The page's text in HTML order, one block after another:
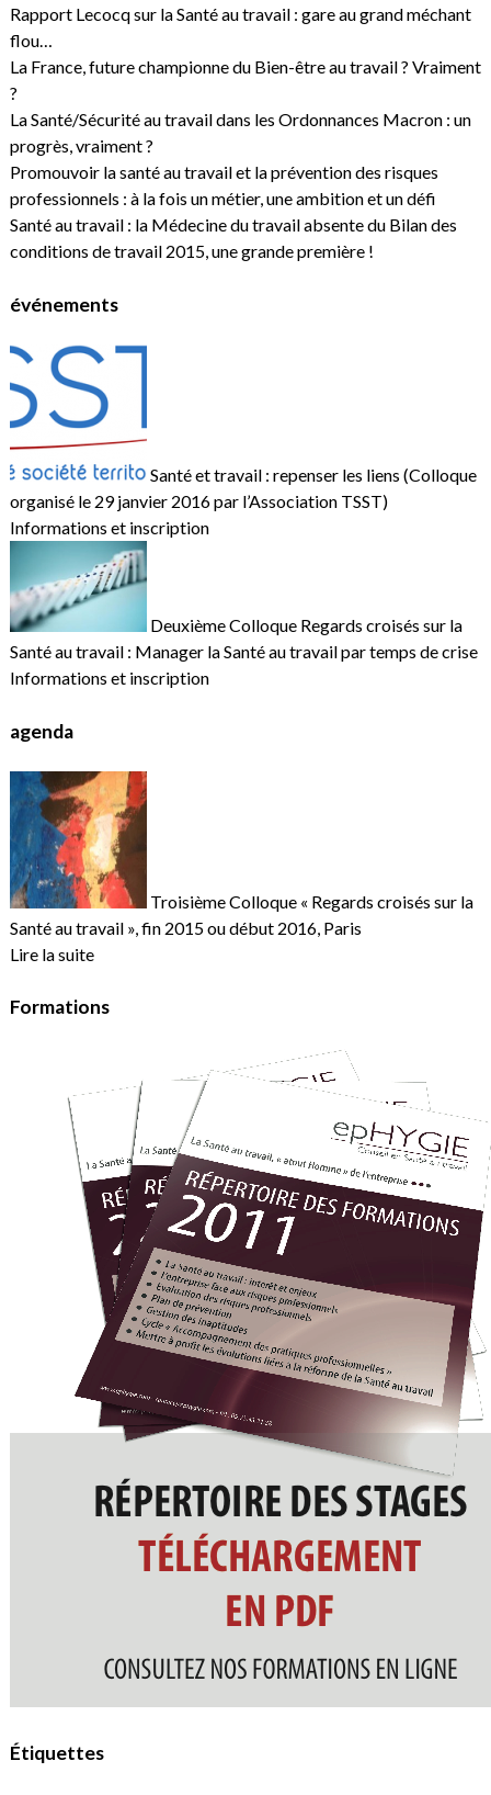
Rapport Lecocq sur la Santé au travail : gare au grand méchant
flou…
La France, future championne du Bien-être au travail ? Vraiment
?
La Santé/Sécurité au travail dans les Ordonnances Macron : un
progrès, vraiment ?
Promouvoir la santé au travail et la prévention des risques
professionnels : à la fois un métier, une ambition et un défi
Santé au travail : la Médecine du travail absente du Bilan des
conditions de travail 2015, une grande première !
événements
Santé et travail : repenser les liens (Colloque
organisé le 29 janvier 2016 par l’Association TSST)
Informations et inscription
Deuxième Colloque Regards croisés sur la
Santé au travail : Manager la Santé au travail par temps de crise
Informations et inscription
agenda
Troisième Colloque « Regards croisés sur la
Santé au travail », fin 2015 ou début 2016, Paris
Lire la suite
Formations
Étiquettes